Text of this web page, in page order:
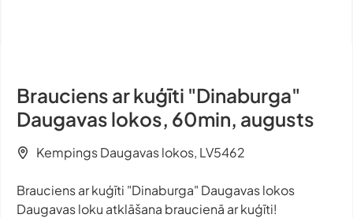
Brauciens ar kuģīti "Dinaburga"
Daugavas lokos, 60min, augusts
Kempings Daugavas lokos, LV5462
Brauciens ar kuģīti "Dinaburga" Daugavas lokos
Daugavas loku atklāšana braucienā ar kuģīti!